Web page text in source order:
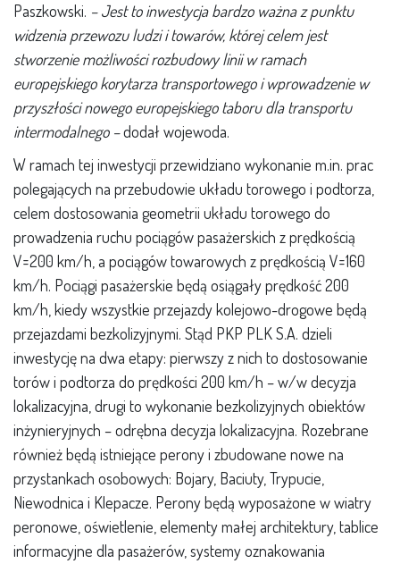
Paszkowski. – Jest to inwestycja bardzo ważna z punktu
widzenia przewozu ludzi i towarów, której celem jest
stworzenie możliwości rozbudowy linii w ramach
europejskiego korytarza transportowego i wprowadzenie w
przyszłości nowego europejskiego taboru dla transportu
intermodalnego –dodał wojewoda.
W ramach tej inwestycji przewidziano wykonanie m.in. prac
polegających na przebudowie układu torowego i podtorza,
celem dostosowania geometrii układu torowego do
prowadzenia ruchu pociągów pasażerskich z prędkością
V=200 km/h, a pociągów towarowych z prędkością V=160
km/h. Pociągi pasażerskie będą osiągały prędkość 200
km/h, kiedy wszystkie przejazdy kolejowo-drogowe będą
przejazdami bezkolizyjnymi. Stąd PKP PLK S.A. dzieli
inwestycję na dwa etapy: pierwszy z nich to dostosowanie
torów i podtorza do prędkości 200 km/h – w/w decyzja
lokalizacyjna, drugi to wykonanie bezkolizyjnych obiektów
inżynieryjnych – odrębna decyzja lokalizacyjna. Rozebrane
również będą istniejące perony i zbudowane nowe na
przystankach osobowych: Bojary, Baciuty, Trypucie,
Niewodnica i Klepacze. Perony będą wyposażone w wiatry
peronowe, oświetlenie, elementy małej architektury, tablice
informacyjne dla pasażerów, systemy oznakowania